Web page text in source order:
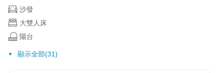
沙發
大雙人床
陽台
顯示全部(31)